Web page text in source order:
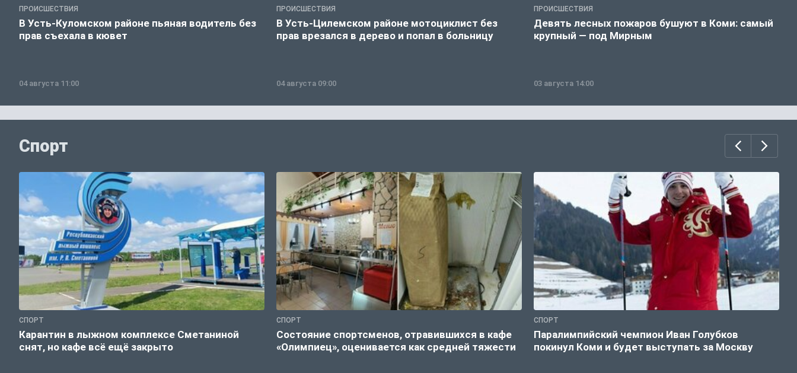
ПРОИСШЕСТВИЯ
В Усть-Куломском районе пьяная водитель без
прав съехала в кювет
04 августа 11:00
ПРОИСШЕСТВИЯ
В Усть-Цилемском районе мотоциклист без
прав врезался в дерево и попал в больницу
04 августа 09:00
ПРОИСШЕСТВИЯ
Девять лесных пожаров бушуют в Коми: самый
крупный — под Мирным
03 августа 14:00
Спорт
СПОРТ
Карантин в лыжном комплексе Сметаниной
снят, но кафе всё ещё закрыто
СПОРТ
Состояние спортсменов, отравившихся в кафе
«Олимпиец», оценивается как средней тяжести
СПОРТ
Паралимпийский чемпион Иван Голубков
покинул Коми и будет выступать за Москву